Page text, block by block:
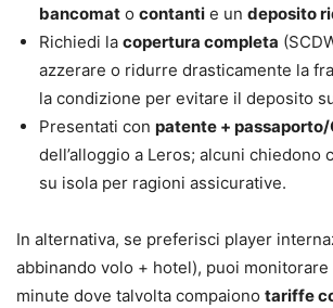
bancomat o contanti e un deposito
Richiedi la copertura completa
azzerare o ridurre drasticamente la
la condizione per evitare il deposito
Presentati con patente + passaporto/
dell’alloggio a Leros; alcuni chiedono
su isola per ragioni assicurative.
In alternativa, se preferisci player
abbinando volo + hotel), puoi
minute dove talvolta compaiono tariffe